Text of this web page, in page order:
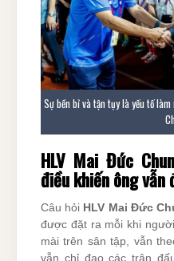
Sự bền bỉ và tận tụy là yếu tố
HLV Mai Đức
điều khiến ông
Câu hỏi HLV Mai Đức
được đặt ra mỗi khi
mài trên sân tập, vẫn
vẫn chỉ đạo các trận